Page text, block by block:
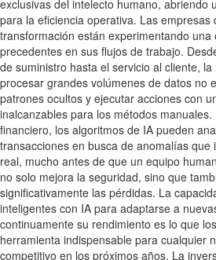
exclusivas del intelecto humano, abriendo
para la eficiencia operativa. Las empresas
transformación están experimentando una
precedentes en sus flujos de trabajo.
de suministro hasta el servicio al cliente,
procesar grandes volúmenes de datos no
patrones ocultos y ejecutar acciones con
inalcanzables para los métodos
financiero, los algoritmos de IA pueden
transacciones en busca de anomalías que
real, mucho antes de que un equipo
no solo mejora la seguridad, sino que
significativamente las pérdidas. La
inteligentes con IA para adaptarse a
continuamente su rendimiento es lo que
herramienta indispensable para cualquier
competitivo en los próximos años. La